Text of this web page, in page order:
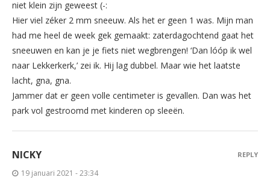
niet klein zijn geweest (-:
Hier viel zéker 2 mm sneeuw. Als het er geen 1 was. Mijn man
had me heel de week gek gemaakt: zaterdagochtend gaat het
sneeuwen en kan je je fiets niet wegbrengen! ‘Dan lóóp ik wel
naar Lekkerkerk,’ zei ik. Hij lag dubbel. Maar wie het laatste
lacht, gna, gna.
Jammer dat er geen volle centimeter is gevallen. Dan was het
park vol gestroomd met kinderen op sleeën.
NICKY
19 januari 2021 - 23:34
REPLY